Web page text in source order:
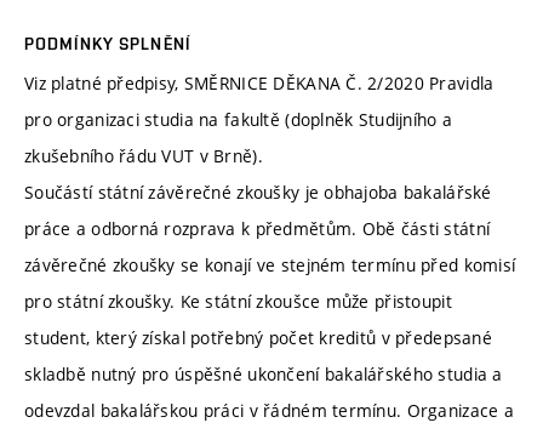
PODMÍNKY SPLNĚNÍ
Viz platné předpisy, SMĚRNICE DĚKANA Č. 2/2020 Pravidla
pro organizaci studia na fakultě (doplněk Studijního a
zkušebního řádu VUT v Brně).
Součástí státní závěrečné zkoušky je obhajoba bakalářské
práce a odborná rozprava k předmětům. Obě části státní
závěrečné zkoušky se konají ve stejném termínu před komisí
pro státní zkoušky. Ke státní zkoušce může přistoupit
student, který získal potřebný počet kreditů v předepsané
skladbě nutný pro úspěšné ukončení bakalářského studia a
odevzdal bakalářskou práci v řádném termínu. Organizace a